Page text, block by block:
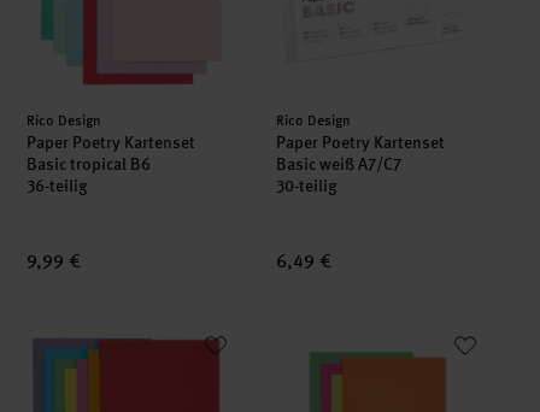
Hersteller:
Rico Design
Paper Poetry Kartenset
Basic tropical B6
36-teilig
9,99 €
Hersteller:
Rico Design
Paper Poetry Kartenset
Basic weiß A7/C7
30-teilig
6,49 €
Paper Poetry Kartenset Rainbow classic B6Paper Poetry Kartenset Neon